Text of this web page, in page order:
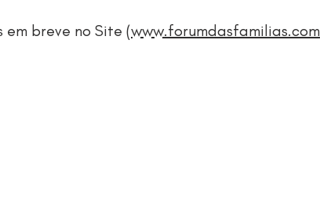
em breve no Site (www.forumdasfamilias.com